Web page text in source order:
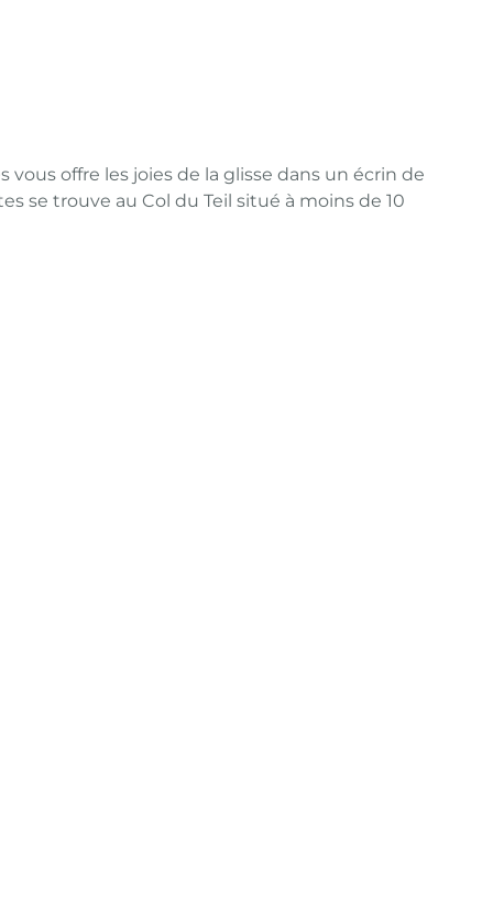
offre les joies de la glisse dans un écrin de
se trouve au Col du Teil situé à moins de 10